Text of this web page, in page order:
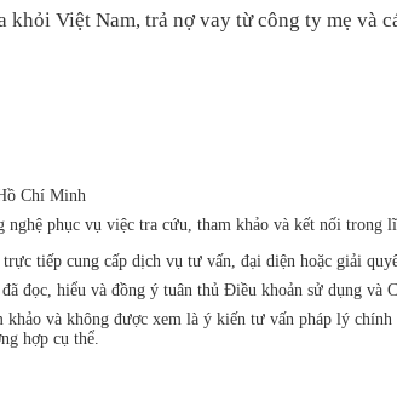
Việt Nam, trả nợ vay từ công ty mẹ và
Chí Minh
phục vụ việc tra cứu, tham khảo và kết nối trong
tiếp cung cấp dịch vụ tư vấn, đại diện hoặc giải
đọc, hiểu và đồng ý tuân thủ Điều khoản sử dụng và
và không được xem là ý kiến tư vấn pháp lý
hợp cụ thể.